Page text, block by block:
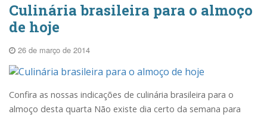
Culinária brasileira para o almoço
de hoje
26 de março de 2014
Confira as nossas indicações de culinária brasileira para o
almoço desta quarta Não existe dia certo da semana para